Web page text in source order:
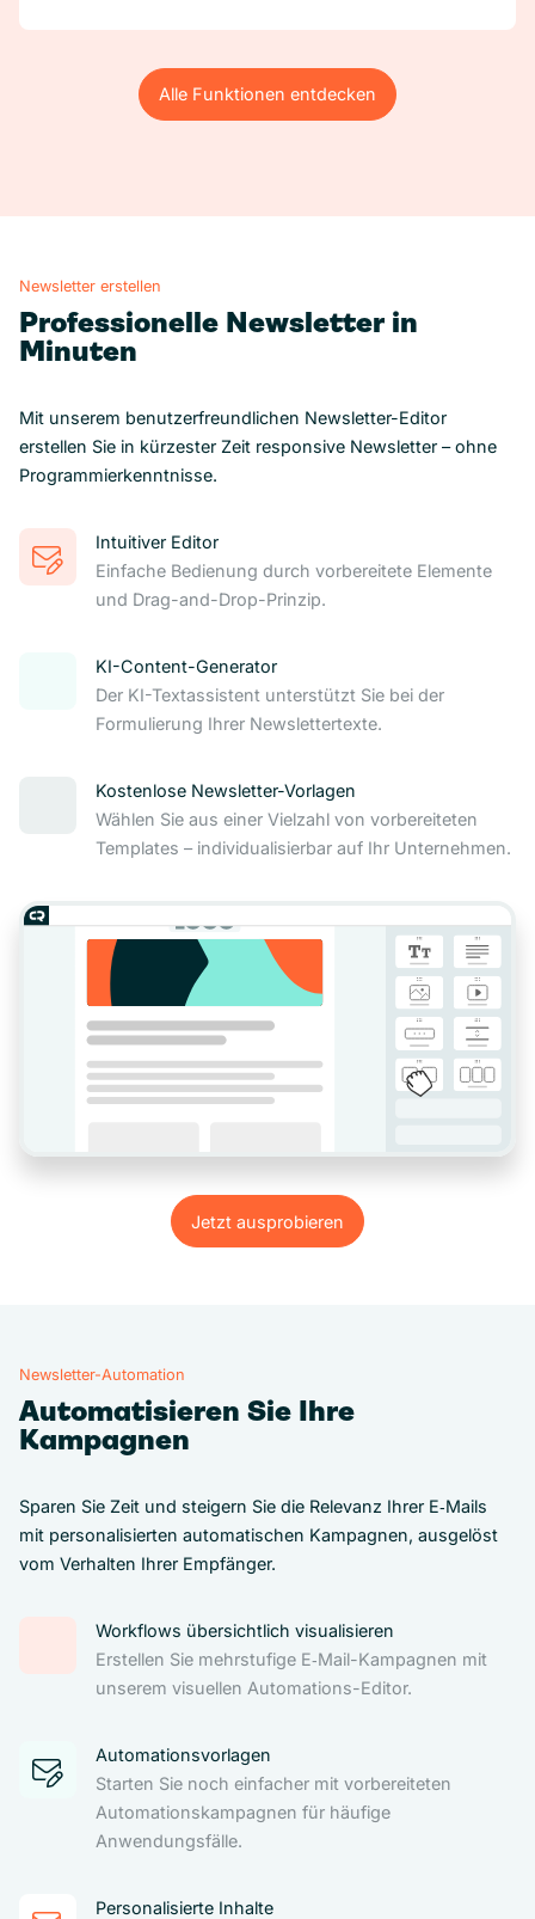
Alle Funktionen entdecken
Alle Funktionen entdecken
Jetzt ausprobieren
Jetzt ausprobieren
Newsletter erstellen
Professionelle Newsletter in
Minuten
Mit unserem benutzerfreundlichen Newsletter-Editor
erstellen Sie in kürzester Zeit responsive Newsletter – ohne
Programmierkenntnisse.
Intuitiver Editor
Einfache Bedienung durch vorbereitete Elemente
und Drag-and-Drop-Prinzip.
KI-Content-Generator
Der KI-Textassistent unterstützt Sie bei der
Formulierung Ihrer Newslettertexte.
Kostenlose Newsletter-Vorlagen
Wählen Sie aus einer Vielzahl von vorbereiteten
Templates – individualisierbar auf Ihr Unternehmen.
Newsletter-Automation
Automatisieren Sie Ihre
Kampagnen
Sparen Sie Zeit und steigern Sie die Relevanz Ihrer E‑Mails
mit personalisierten automatischen Kampagnen, ausgelöst
vom Verhalten Ihrer Empfänger.
Workflows übersichtlich visualisieren
Erstellen Sie mehrstufige E‑Mail-Kampagnen mit
unserem visuellen Automations-Editor.
Automationsvorlagen
Starten Sie noch einfacher mit vorbereiteten
Automationskampagnen für häufige
Anwendungsfälle.
Personalisierte Inhalte